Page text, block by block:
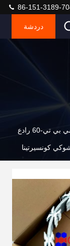
86-151-3189-
دردشة
سي بي تي-60 رادع
كونسيرتينا